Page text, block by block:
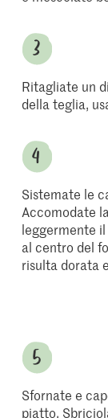
Ritagliate un
della teglia,
Sistemate le
Accomodate
leggermente
al centro del
risulta dorata
Sfornate e
piatto.